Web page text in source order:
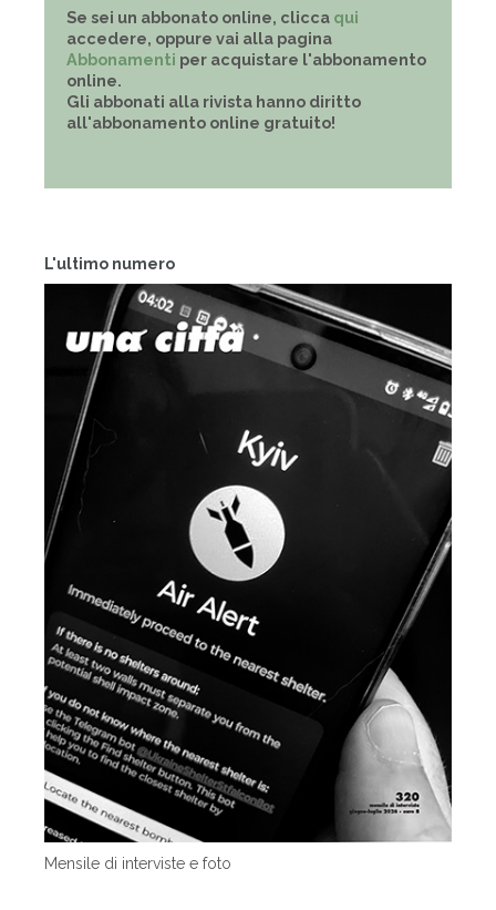
L'ultimo numero
Mensile di interviste e foto
Se sei un abbonato online, clicca qui
accedere, oppure vai alla pagina
Abbonamenti per acquistare l'abbonamento
online.
Gli abbonati alla rivista hanno diritto
all'abbonamento online gratuito!